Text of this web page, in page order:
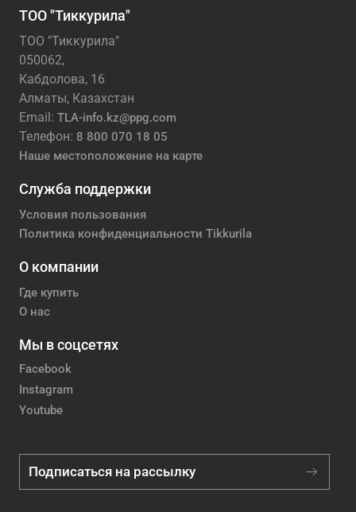
ТОО "Тиккурила"
ТОО "Тиккурила"
050062,
Кабдолова, 16
Алматы, Казахстан
Email: TLA-info.kz@ppg.com
Телефон: 8 800 070 18 05
Наше местоположение на карте
Служба поддержки
Условия пользования
Политика конфиденциальности Tikkurila
О компании
Где купить
О нас
Мы в соцсетях
Facebook
Instagram
Youtube
Подписаться на рассылку